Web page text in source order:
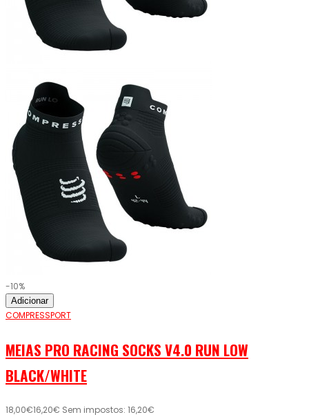
-10%
Adicionar
COMPRESSPORT
MEIAS PRO RACING SOCKS V4.0 RUN LOW
BLACK/WHITE
18,00€16,20€ Sem impostos: 16,20€